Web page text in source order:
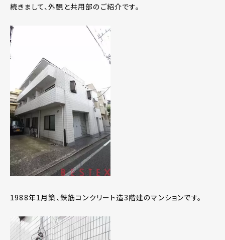
続きまして、外観と共用部のご紹介です。
1988年1月築、鉄筋コンクリート造3階建のマンションです。